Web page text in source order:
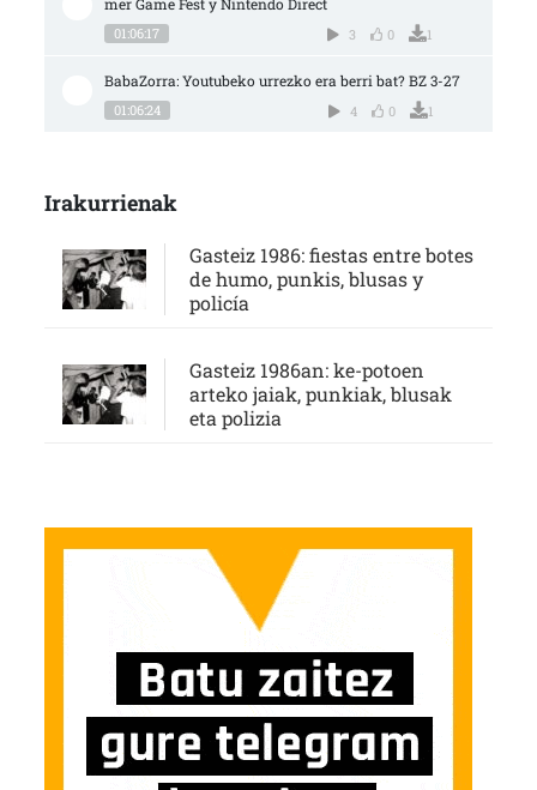
01:06:17 3 0 1
BabaZorra: Youtubeko urrezko era berri bat? BZ 3-27
01:06:24 4 0 1
Irakurrienak
Gasteiz 1986: fiestas entre botes
de humo, punkis, blusas y
policía
Gasteiz 1986an: ke-potoen
arteko jaiak, punkiak, blusak
eta polizia